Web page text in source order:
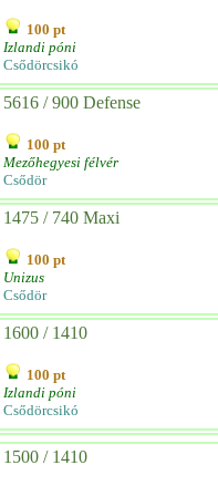
100 pt
Izlandi póni
Csődörcsikó
5616 / 900 Defense
100 pt
Mezőhegyesi félvér
Csődör
1475 / 740 Maxi
100 pt
Unizus
Csődör
1600 / 1410
100 pt
Izlandi póni
Csődörcsikó
1500 / 1410